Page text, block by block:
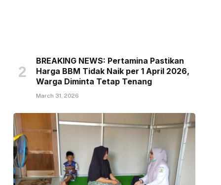
BREAKING NEWS: Pertamina Pastikan
Harga BBM Tidak Naik per 1 April 2026,
Warga Diminta Tetap Tenang
March 31, 2026